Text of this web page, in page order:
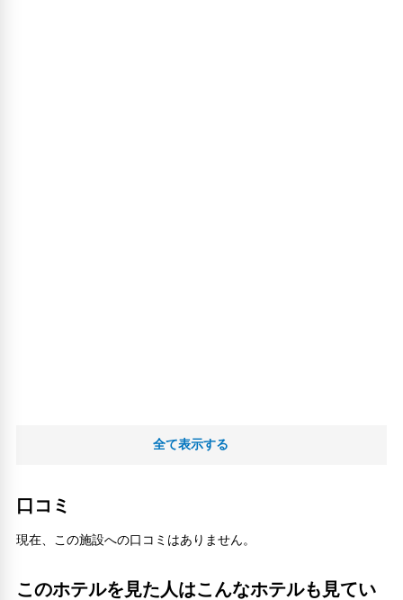
全て表示する
口コミ
現在、この施設への口コミはありません。
このホテルを見た人はこんなホテルも見てい